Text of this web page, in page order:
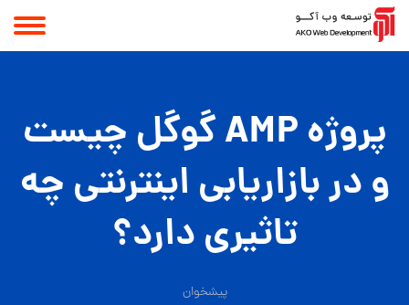
پروژه AMP گوگل چیست
و در بازاریابی اینترنتی چه
تاثیری دارد؟
پیشخوان